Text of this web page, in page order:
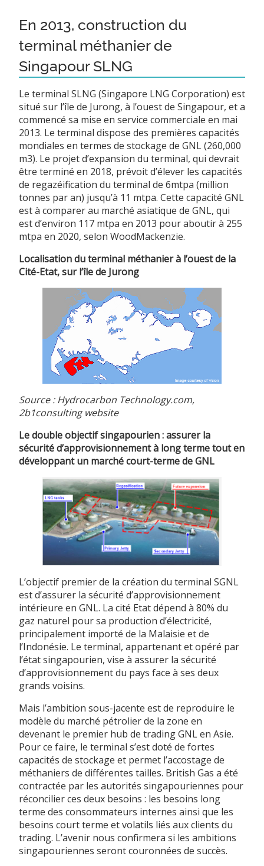
En 2013, construction du
terminal méthanier de
Singapour SLNG
Le terminal SLNG (Singapore LNG Corporation) est
situé sur l’île de Jurong, à l’ouest de Singapour, et a
commencé sa mise en service commerciale en mai
2013. Le terminal dispose des premières capacités
mondiales en termes de stockage de GNL (260,000
m3). Le projet d’expansion du terminal, qui devrait
être terminé en 2018, prévoit d’élever les capacités
de regazéification du terminal de 6mtpa (million
tonnes par an) jusqu’à 11 mtpa. Cette capacité GNL
est à comparer au marché asiatique de GNL, qui
est d’environ 117 mtpa en 2013 pour aboutir à 255
mtpa en 2020, selon WoodMackenzie.
Localisation du terminal méthanier à l’ouest de la
Cité-Etat, sur l’île de Jurong
Source : Hydrocarbon Technology.com,
2b1consulting website
Le double objectif singapourien : assurer la
sécurité d’approvisionnement à long terme tout en
développant un marché court-terme de GNL
L’objectif premier de la création du terminal SGNL
est d’assurer la sécurité d’approvisionnement
intérieure en GNL. La cité Etat dépend à 80% du
gaz naturel pour sa production d’électricité,
principalement importé de la Malaisie et de
l’Indonésie. Le terminal, appartenant et opéré par
l’état singapourien, vise à assurer la sécurité
d’approvisionnement du pays face à ses deux
grands voisins.
Mais l’ambition sous-jacente est de reproduire le
modèle du marché pétrolier de la zone en
devenant le premier hub de trading GNL en Asie.
Pour ce faire, le terminal s’est doté de fortes
capacités de stockage et permet l’accostage de
méthaniers de différentes tailles. British Gas a été
contractée par les autorités singapouriennes pour
réconcilier ces deux besoins : les besoins long
terme des consommateurs internes ainsi que les
besoins court terme et volatils liés aux clients du
trading. L’avenir nous confirmera si les ambitions
singapouriennes seront couronnées de succès.